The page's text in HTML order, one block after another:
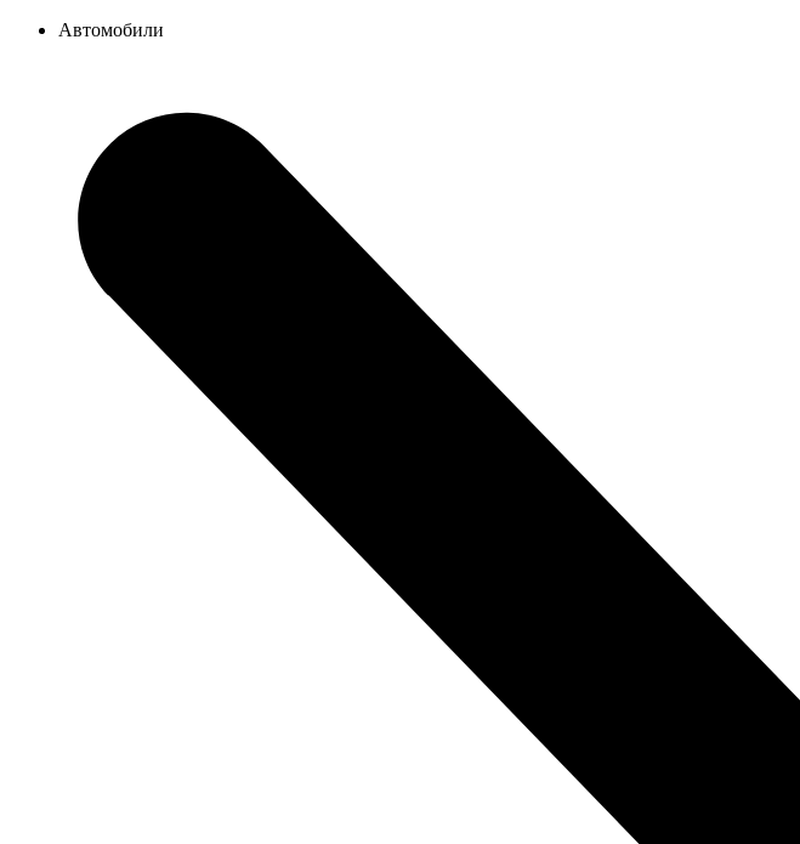
Автомобили